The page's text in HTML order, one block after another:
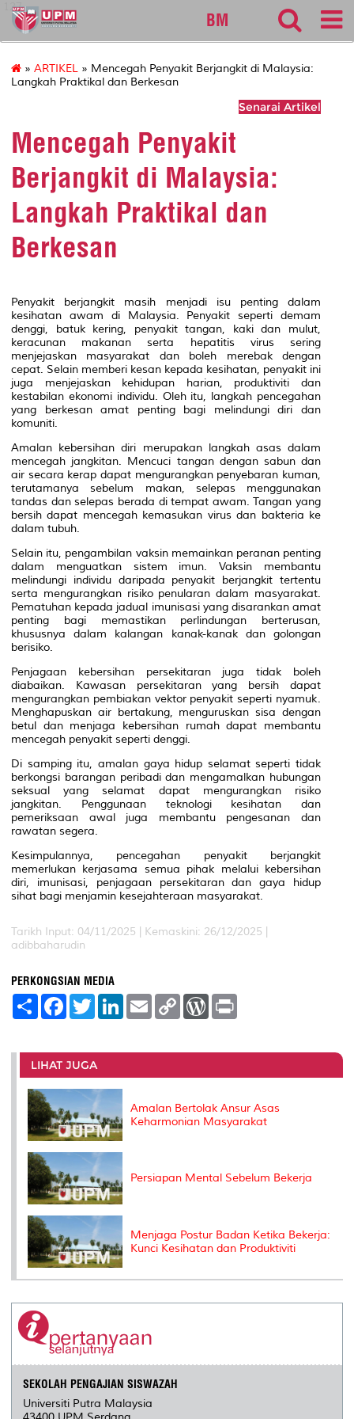
127
BM
» ARTIKEL » Mencegah Penyakit Berjangkit di Malaysia:
Langkah Praktikal dan Berkesan
Senarai Artikel
Mencegah Penyakit
Berjangkit di Malaysia:
Langkah Praktikal dan
Berkesan
Penyakit berjangkit masih menjadi isu penting dalam
kesihatan awam di Malaysia. Penyakit seperti demam
denggi, batuk kering, penyakit tangan, kaki dan mulut,
keracunan makanan serta hepatitis virus sering
menjejaskan masyarakat dan boleh merebak dengan
cepat. Selain memberi kesan kepada kesihatan, penyakit ini
juga menjejaskan kehidupan harian, produktiviti dan
kestabilan ekonomi individu. Oleh itu, langkah pencegahan
yang berkesan amat penting bagi melindungi diri dan
komuniti.
Amalan kebersihan diri merupakan langkah asas dalam
mencegah jangkitan. Mencuci tangan dengan sabun dan
air secara kerap dapat mengurangkan penyebaran kuman,
terutamanya sebelum makan, selepas menggunakan
tandas dan selepas berada di tempat awam. Tangan yang
bersih dapat mencegah kemasukan virus dan bakteria ke
dalam tubuh.
Selain itu, pengambilan vaksin memainkan peranan penting
dalam menguatkan sistem imun. Vaksin membantu
melindungi individu daripada penyakit berjangkit tertentu
serta mengurangkan risiko penularan dalam masyarakat.
Pematuhan kepada jadual imunisasi yang disarankan amat
penting bagi memastikan perlindungan berterusan,
khususnya dalam kalangan kanak-kanak dan golongan
berisiko.
Penjagaan kebersihan persekitaran juga tidak boleh
diabaikan. Kawasan persekitaran yang bersih dapat
mengurangkan pembiakan vektor penyakit seperti nyamuk.
Menghapuskan air bertakung, menguruskan sisa dengan
betul dan menjaga kebersihan rumah dapat membantu
mencegah penyakit seperti denggi.
Di samping itu, amalan gaya hidup selamat seperti tidak
berkongsi barangan peribadi dan mengamalkan hubungan
seksual yang selamat dapat mengurangkan risiko
jangkitan. Penggunaan teknologi kesihatan dan
pemeriksaan awal juga membantu pengesanan dan
rawatan segera.
Kesimpulannya, pencegahan penyakit berjangkit
memerlukan kerjasama semua pihak melalui kebersihan
diri, imunisasi, penjagaan persekitaran dan gaya hidup
sihat bagi menjamin kesejahteraan masyarakat.
Tarikh Input: 04/11/2025 | Kemaskini: 26/12/2025 |
adibbaharudin
PERKONGSIAN MEDIA
S
e
F
a
b
o
o
k
T
w
t
e
r
L
e
I
E
m
l
C
L
n
W
P
e
s
t
LIHAT JUGA
Amalan Bertolak Ansur Asas
Keharmonian Masyarakat
Persiapan Mental Sebelum Bekerja
Menjaga Postur Badan Ketika Bekerja:
Kunci Kesihatan dan Produktiviti
SEKOLAH PENGAJIAN SISWAZAH
Universiti Putra Malaysia